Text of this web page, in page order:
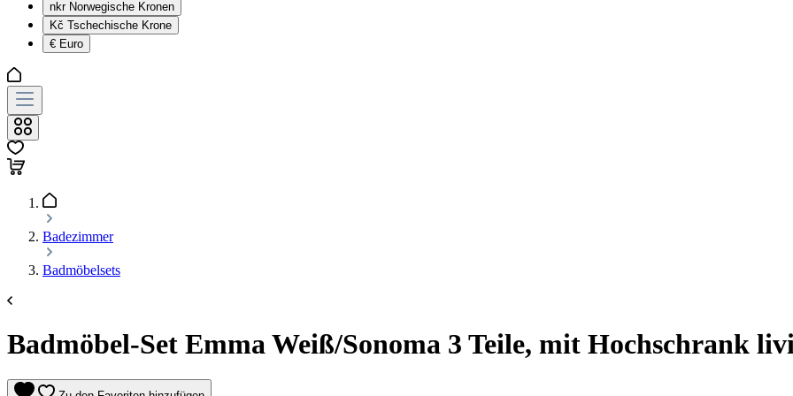
nkr Norwegische Kronen
Kč Tschechische Krone
€ Euro
Badezimmer
Badmöbelsets
Badmöbel-Set Emma Weiß/Sonoma 3 Teile, mit Hochschrank